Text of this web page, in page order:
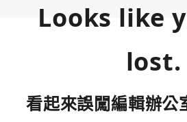
Looks like
lost.
看起來誤闖編輯辦公